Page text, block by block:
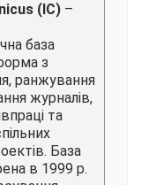
(IC) –
база
з
ранжування
журналів,
та
База
в 1999 р.